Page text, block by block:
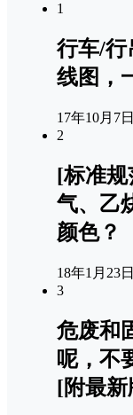
1
行车/行
线图，
17年10月7日
2
[标准
气、乙
颜色？
18年1月23日
3
危废和
呢，不
[附最